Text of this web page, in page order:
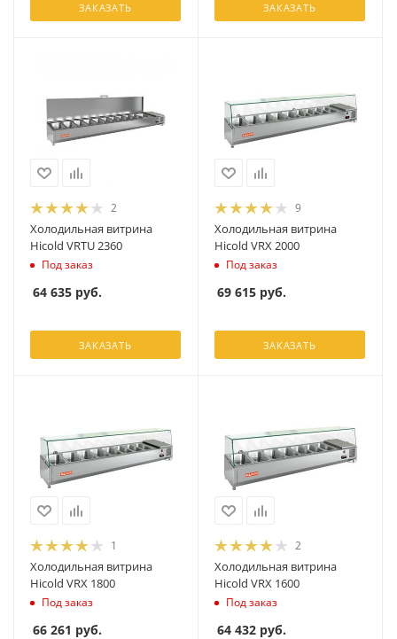
ЗАКАЗАТЬ ЗАКАЗАТЬ
2
Холодильная витрина
Hicold VRTU 2360
Под заказ
64 635 руб.
ЗАКАЗАТЬ
9
Холодильная витрина
Hicold VRX 2000
Под заказ
69 615 руб.
ЗАКАЗАТЬ
1
Холодильная витрина
Hicold VRX 1800
Под заказ
66 261 руб.
2
Холодильная витрина
Hicold VRX 1600
Под заказ
64 432 руб.